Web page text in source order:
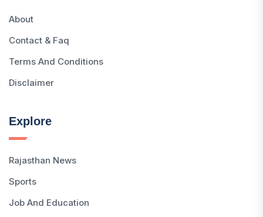
About
Contact & Faq
Terms And Conditions
Disclaimer
Explore
Rajasthan News
Sports
Job And Education